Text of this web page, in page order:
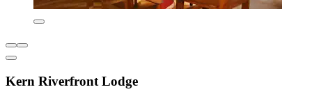
Kern Riverfront Lodge